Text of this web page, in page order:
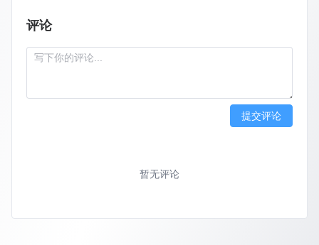
评论
提交评论
暂无评论